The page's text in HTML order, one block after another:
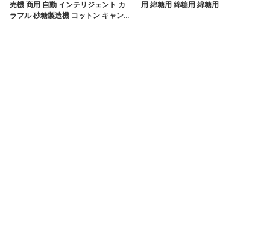
売機 商用 自動 インテリジェント カ
ラフル 砂糖製造機 コットン キャン
用 綿糖用 綿糖用 綿糖用